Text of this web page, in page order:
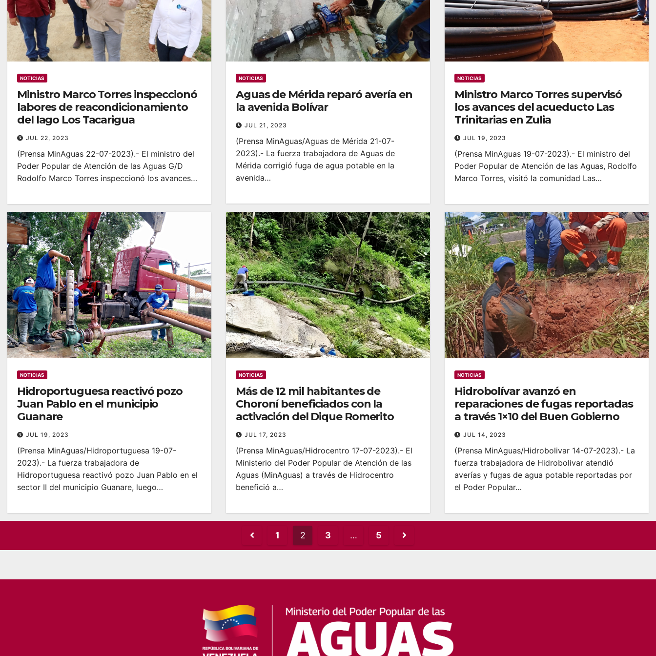
NOTICIAS
Ministro Marco Torres inspeccionó
labores de reacondicionamiento
del lago Los Tacarigua
JUL 22, 2023
(Prensa MinAguas 22-07-2023).- El ministro del
Poder Popular de Atención de las Aguas G/D
Rodolfo Marco Torres inspeccionó los avances…
NOTICIAS
Aguas de Mérida reparó avería en
la avenida Bolívar
JUL 21, 2023
(Prensa MinAguas/Aguas de Mérida 21-07-
2023).- La fuerza trabajadora de Aguas de
Mérida corrigió fuga de agua potable en la
avenida…
NOTICIAS
Ministro Marco Torres supervisó
los avances del acueducto Las
Trinitarias en Zulia
JUL 19, 2023
(Prensa MinAguas 19-07-2023).- El ministro del
Poder Popular de Atención de las Aguas, Rodolfo
Marco Torres, visitó la comunidad Las…
NOTICIAS
Hidroportuguesa reactivó pozo
Juan Pablo en el municipio
Guanare
JUL 19, 2023
(Prensa MinAguas/Hidroportuguesa 19-07-
2023).- La fuerza trabajadora de
Hidroportuguesa reactivó pozo Juan Pablo en el
sector II del municipio Guanare, luego…
NOTICIAS
Más de 12 mil habitantes de
Choroní beneficiados con la
activación del Dique Romerito
JUL 17, 2023
(Prensa MinAguas/Hidrocentro 17-07-2023).- El
Ministerio del Poder Popular de Atención de las
Aguas (MinAguas) a través de Hidrocentro
benefició a…
NOTICIAS
Hidrobolívar avanzó en
reparaciones de fugas reportadas
a través 1×10 del Buen Gobierno
JUL 14, 2023
(Prensa MinAguas/Hidrobolivar 14-07-2023).- La
fuerza trabajadora de Hidrobolivar atendió
averías y fugas de agua potable reportadas por
el Poder Popular…
Posts
pagination
1 2 3 … 5